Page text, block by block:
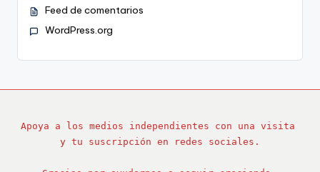
Feed de comentarios
WordPress.org
Apoya a los medios independientes con una visita
y tu suscripción en redes sociales.